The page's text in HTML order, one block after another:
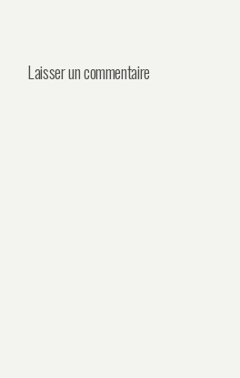
Laisser un commentaire